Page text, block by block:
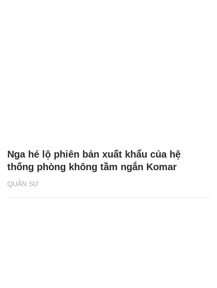
QUÂN SỰ
Nga hé lộ phiên bản xuất khẩu của hệ
thống phòng không tầm ngắn Komar